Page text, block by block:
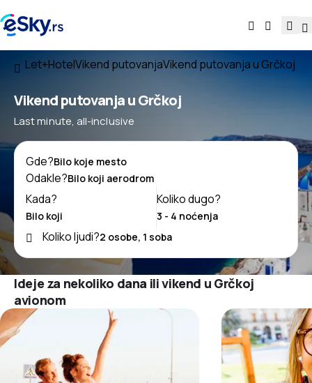
Let+HotelVikend putovanjaVikend putovanja u Grčkoj
Vikend putovanja u Grčkoj
Last minute, all-inclusive
Gde?
Odakle?
Kada?
Koliko dugo?
Koliko ljudi?
Ideje za nekoliko dana ili vikend u Grčkoj
avionom